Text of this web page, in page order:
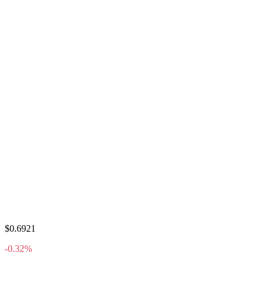
$0.6921
-0.32%